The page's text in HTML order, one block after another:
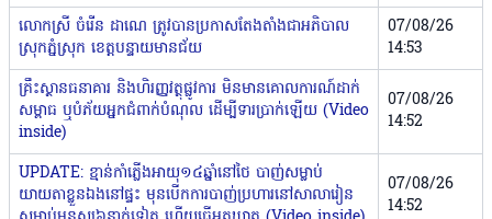
លោកស្រី ចំរើន ដាណេ ត្រូវបានប្រកាសតែងតាំងជាអភិបាល
ស្រុកភ្នំស្រុក ខេត្តបន្ទាយមានជ័យ
07/08/26
14:53
គ្រឹះស្ថានធនាគារ និងហិរញ្ញវត្ថុផ្លូវការ មិនមានគោលការណ៍ដាក់
សម្ពាធ ឬបំភ័យអ្នកជំពាក់បំណុល ដើម្បីទារប្រាក់​ឡើយ (Video
inside)
07/08/26
14:52
UPDATE: ខ្មាន់កាំភ្លើងអាយុ១៤ឆ្នាំនៅថៃ បាញ់សម្លាប់
យាយតាខ្លួនឯងនៅផ្ទះ មុនបើកការបាញ់ប្រហារនៅសាលារៀន
07/08/26
14:52